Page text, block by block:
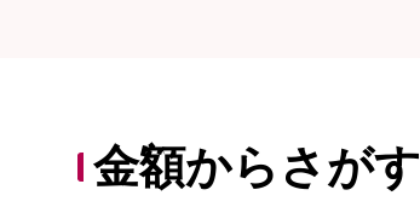
金額からさがす